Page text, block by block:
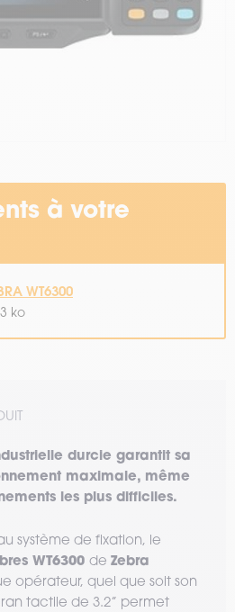
à votre
WT6300
ko
durcie garantit sa
maximale, même
les plus difficiles.
système de fixation, le
WT6300 de Zebra
opérateur, quel que soit son
tactile de 3.2’’ permet